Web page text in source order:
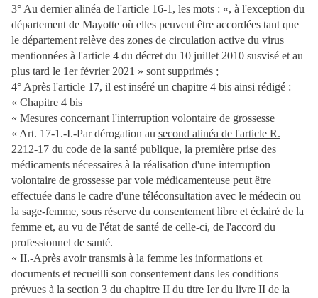
3° Au dernier alinéa de l'article 16-1, les mots : «, à l'exception du
département de Mayotte où elles peuvent être accordées tant que
le département relève des zones de circulation active du virus
mentionnées à l'article 4 du décret du 10 juillet 2010 susvisé et au
plus tard le 1er février 2021 » sont supprimés ;
4° Après l'article 17, il est inséré un chapitre 4 bis ainsi rédigé :
« Chapitre 4 bis
« Mesures concernant l'interruption volontaire de grossesse
« Art. 17-1.-I.-Par dérogation au second alinéa de l'article R.
2212-17 du code de la santé publique, la première prise des
médicaments nécessaires à la réalisation d'une interruption
volontaire de grossesse par voie médicamenteuse peut être
effectuée dans le cadre d'une téléconsultation avec le médecin ou
la sage-femme, sous réserve du consentement libre et éclairé de la
femme et, au vu de l'état de santé de celle-ci, de l'accord du
professionnel de santé.
« II.-Après avoir transmis à la femme les informations et
documents et recueilli son consentement dans les conditions
prévues à la section 3 du chapitre II du titre Ier du livre II de la